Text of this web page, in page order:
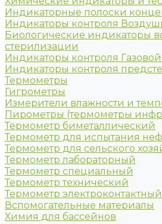
Индикаторные полоски
Индикаторы контроля
Биологические индикаторы
стерилизации
Индикаторы контроля
Индикаторы контроля
Термометры
Гигрометры
Измерители влажности и
Пирометры (термометры
Термометр биметаллический
Термометр для испытания
Термометр для сельского
Термометр лабораторный
Термометр специальный
Термометр технический
Термометр электроконтактный
Вспомогательные материалы
Химия для бассейнов